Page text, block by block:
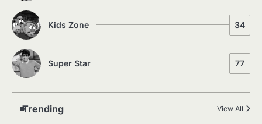
Kids Zone 34
Super Star 77
Trending View All
1
Silent Era का सबसे बड़ा Scandal — वो
2